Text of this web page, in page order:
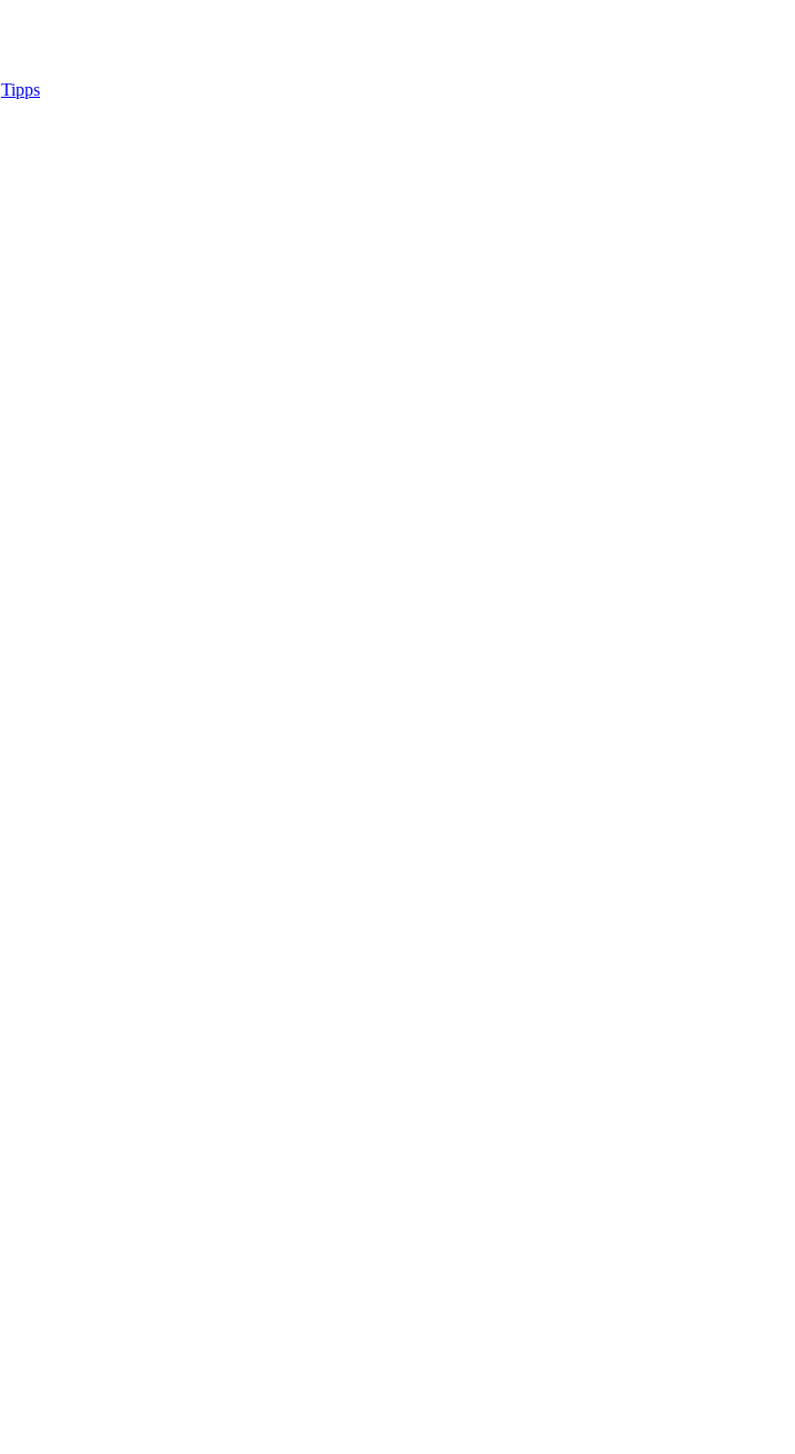
Tipps